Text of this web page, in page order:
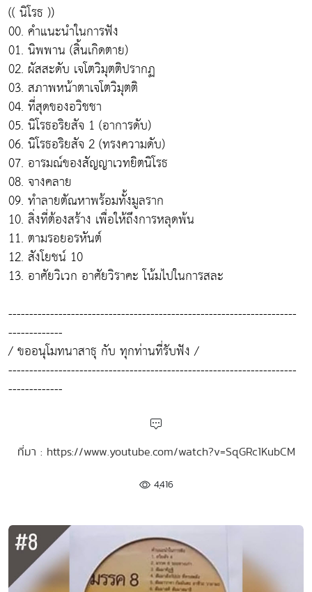
(( นิโรธ ))
00. คำแนะนำในการฟัง
01. นิพพาน (สิ้นเกิดตาย)
02. ผัสสะดับ เจโตวิมุตติปรากฏ
03. สภาพหน้าตาเจโตวิมุตติ
04. ที่สุดของอวิชชา
05. นิโรธอริยสัจ 1 (อาการดับ)
06. นิโรธอริยสัจ 2 (ทรงความดับ)
07. อารมณ์ของสัญญาเวทยิตนิโรธ
08. จางคลาย
09. ทำลายตัณหาพร้อมทั้งมูลราก
10. สิ่งที่ต้องสร้าง เพื่อให้ถึงการหลุดพ้น
11. ตามรอยอรหันต์
12. สังโยชน์ 10
13. อาศัยวิเวก อาศัยวิราคะ โน้มไปในการสละ
---------------------------------------------------------------------
-------------
/ ขออนุโมทนาสาธุ กับ ทุกท่านที่รับฟัง /
---------------------------------------------------------------------
-------------
ที่มา : https://www.youtube.com/watch?v=SqGRc1KubCM
4,416